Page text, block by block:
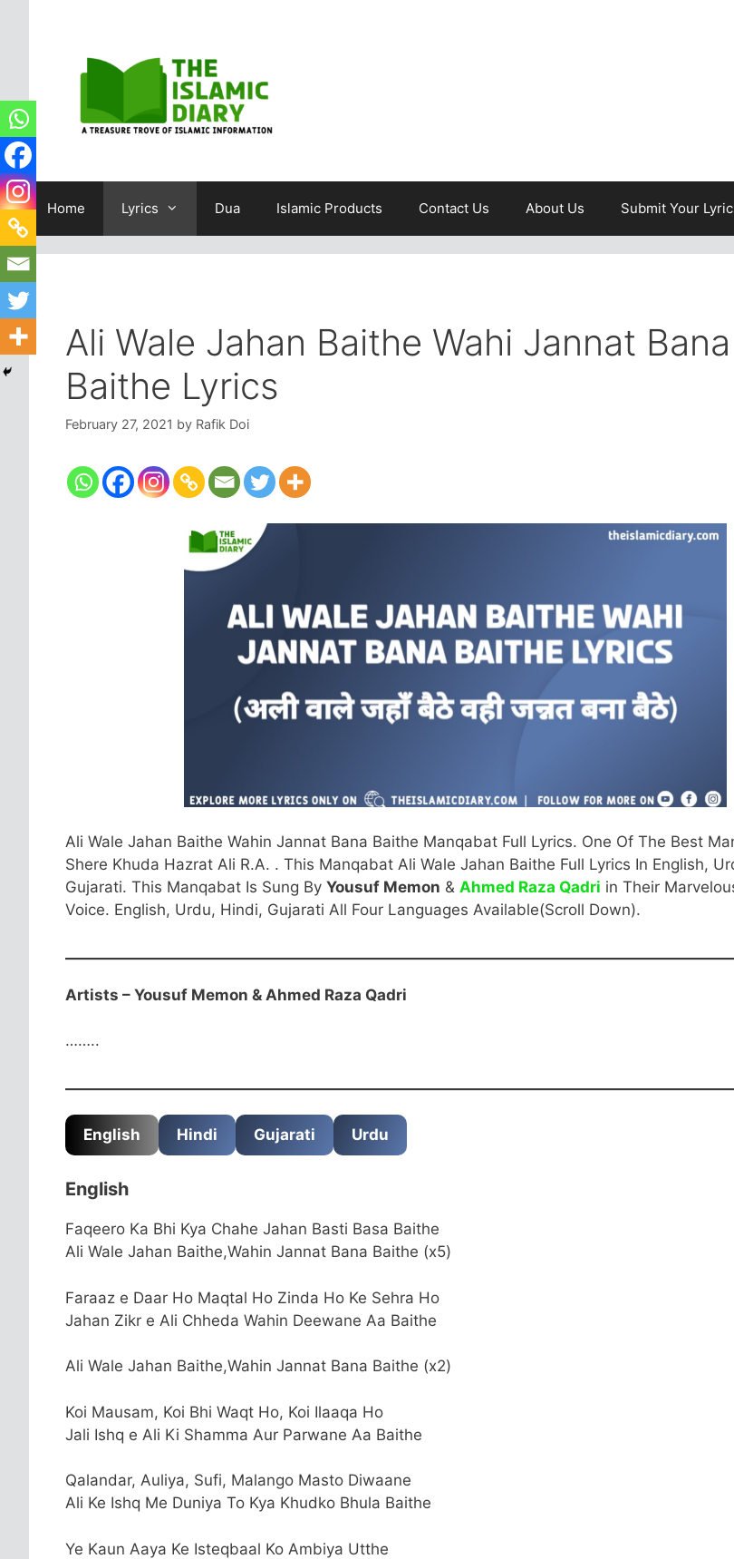
Home Lyrics Dua Islamic Products Contact Us About Us Submit Your
Ali Wale Jahan Baithe Wahi Jannat Bana
Baithe Lyrics
February 27, 2021 by Rafik Doi
Ali Wale Jahan Baithe Wahin Jannat Bana Baithe Manqabat Full Lyrics. One Of The Best
Shere Khuda Hazrat Ali R.A. . This Manqabat Ali Wale Jahan Baithe Full Lyrics In English,
Gujarati. This Manqabat Is Sung By Yousuf Memon & Ahmed Raza Qadri in Their
Voice. English, Urdu, Hindi, Gujarati All Four Languages Available(Scroll Down).
Artists – Yousuf Memon & Ahmed Raza Qadri
……..
English Hindi Gujarati Urdu
English
Faqeero Ka Bhi Kya Chahe Jahan Basti Basa Baithe
Ali Wale Jahan Baithe,Wahin Jannat Bana Baithe (x5)
Faraaz e Daar Ho Maqtal Ho Zinda Ho Ke Sehra Ho
Jahan Zikr e Ali Chheda Wahin Deewane Aa Baithe
Ali Wale Jahan Baithe,Wahin Jannat Bana Baithe (x2)
Koi Mausam, Koi Bhi Waqt Ho, Koi Ilaaqa Ho
Jali Ishq e Ali Ki Shamma Aur Parwane Aa Baithe
Qalandar, Auliya, Sufi, Malango Masto Diwaane
Ali Ke Ishq Me Duniya To Kya Khudko Bhula Baithe
Ye Kaun Aaya Ke Isteqbaal Ko Ambiya Utthe